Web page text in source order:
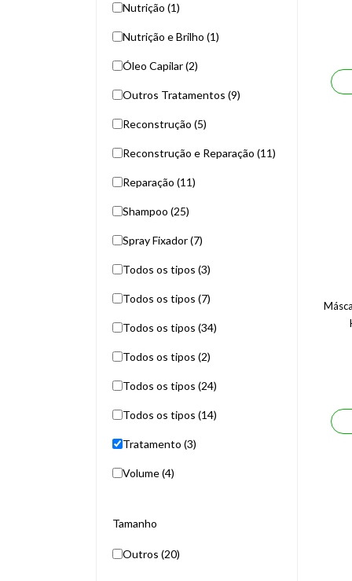
Nutrição (1)
Nutrição e Brilho (1)
Óleo Capilar (2)
Outros Tratamentos (9)
Reconstrução (5)
Reconstrução e Reparação (11)
Reparação (11)
Shampoo (25)
Spray Fixador (7)
Todos os tipos (3)
Todos os tipos (7)
Todos os tipos (34)
Todos os tipos (2)
Todos os tipos (24)
Todos os tipos (14)
Tratamento (3)
Volume (4)
Tamanho
Outros (20)